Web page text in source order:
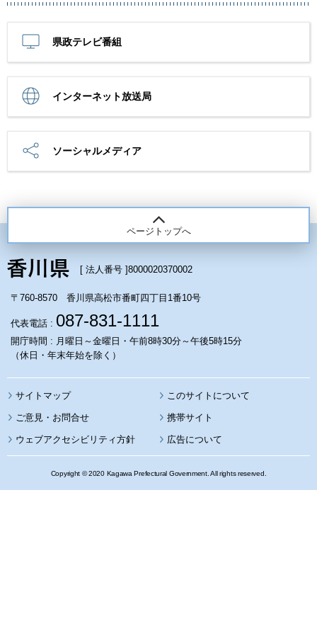
県政テレビ番組
インターネット放送局
ソーシャルメディア
ページトップへ
[ 法人番号 ]8000020370002
〒760-8570 香川県高松市番町四丁目1番10号
代表電話 : 087-831-1111
開庁時間 : 月曜日～金曜日・午前8時30分～午後5時15分
（休日・年末年始を除く）
サイトマップ このサイトについて
携帯サイト
ウェブアクセシビリティ方針 広告について
Copyright © 2020 Kagawa Prefectural Government. All rights reserved.